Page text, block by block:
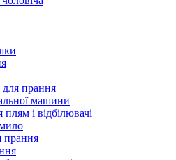
прання
машини
і відбілювачі
прання